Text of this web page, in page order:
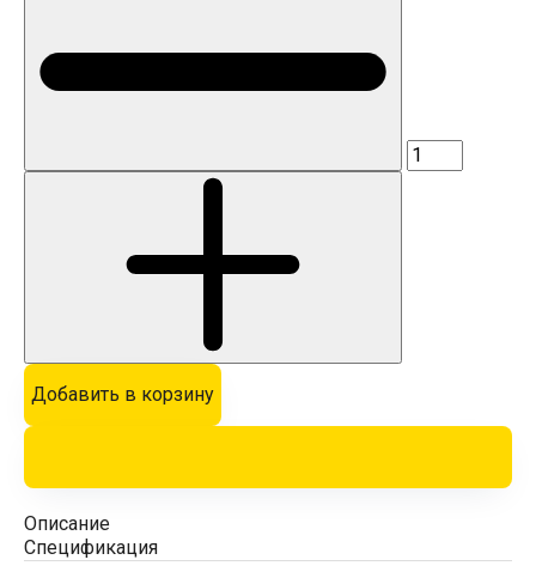
Добавить в корзину
Описание
Спецификация